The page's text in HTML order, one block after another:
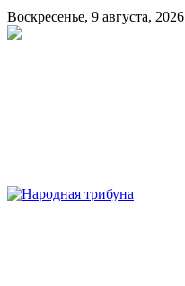
Воскресенье, 9 августа,